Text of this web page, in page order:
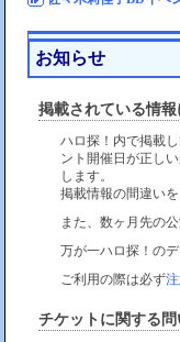
お知らせ
掲載されている情報
ハロ探！内で掲載
ント開催日が正し
します。
掲載情報の間違い
また、数ヶ月先の
万が一ハロ探！の
ご利用の際は必ず
チケットに関する